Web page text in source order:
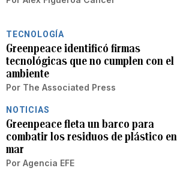
TECNOLOGÍA
Greenpeace identificó firmas
tecnológicas que no cumplen con el
ambiente
Por The Associated Press
NOTICIAS
Greenpeace fleta un barco para
combatir los residuos de plástico en
mar
Por Agencia EFE